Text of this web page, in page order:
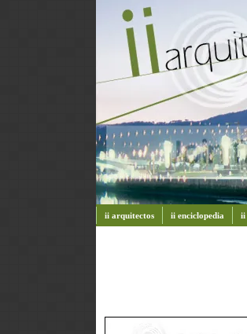
ii arquitectos ii enciclopedia ii